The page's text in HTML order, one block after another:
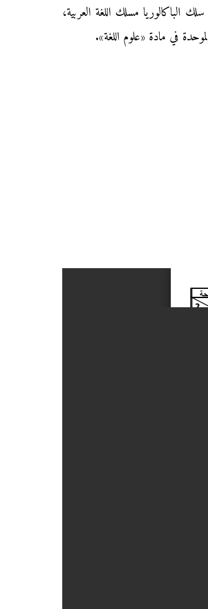
دورة يوليوز الاستدراكية 2015 لتلاميذ السنة الثانية من سلك الباكالوريا مسلك اللغة العربية،
في مادة «علوم اللغة».